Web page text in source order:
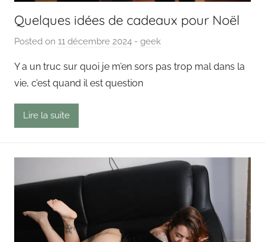
Quelques idées de cadeaux pour Noël
Posted on 11 décembre 2024 b
P
a
u
- geek
Y a un truc sur quoi je m’en sors pas trop mal dans la
vie, c’est quand il est question
Lire la suite